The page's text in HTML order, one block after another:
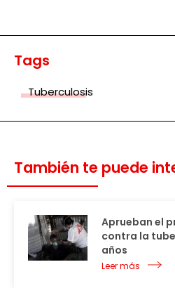
Tags
Tuberculosis
También te puede
Aprueban el
contra la
años
Leer más